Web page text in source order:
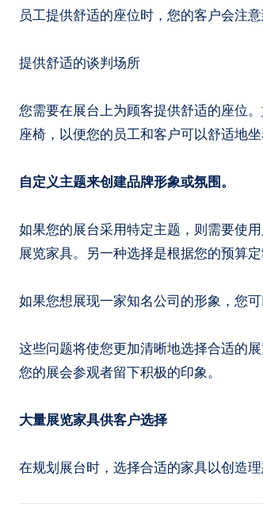
员工提供舒适的座位时，您的客户会注意
提供舒适的谈判场所
您需要在展台上为顾客提供舒适的座位
座椅，以便您的员工和客户可以舒适地坐
自定义主题来创建品牌形象或氛围。
如果您的展台采用特定主题，则需要使
展览家具。另一种选择是根据您的预算定
如果您想展现一家知名公司的形象，您
这些问题将使您更加清晰地选择合适的
您的展会参观者留下积极的印象。
大量展览家具供客户选择
在规划展台时，选择合适的家具以创造